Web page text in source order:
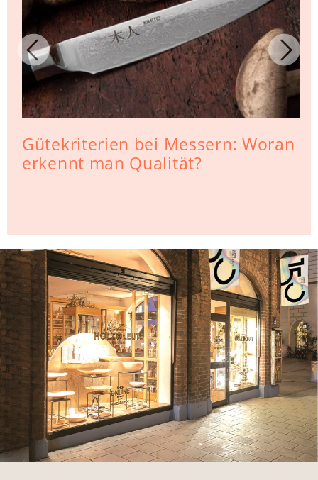
Gütekriterien bei Messern: Woran
erkennt man Qualität?